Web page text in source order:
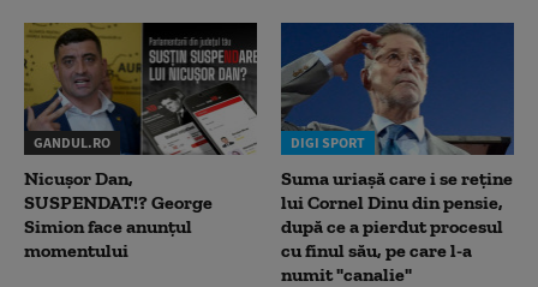
GANDUL.RO
Nicușor Dan,
SUSPENDAT!? George
Simion face anunțul
momentului
DIGI SPORT
Suma uriașă care i se reține
lui Cornel Dinu din pensie,
după ce a pierdut procesul
cu finul său, pe care l-a
numit "canalie"